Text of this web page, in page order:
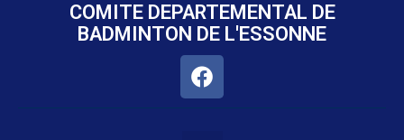
COMITE DEPARTEMENTAL DE
BADMINTON DE L'ESSONNE